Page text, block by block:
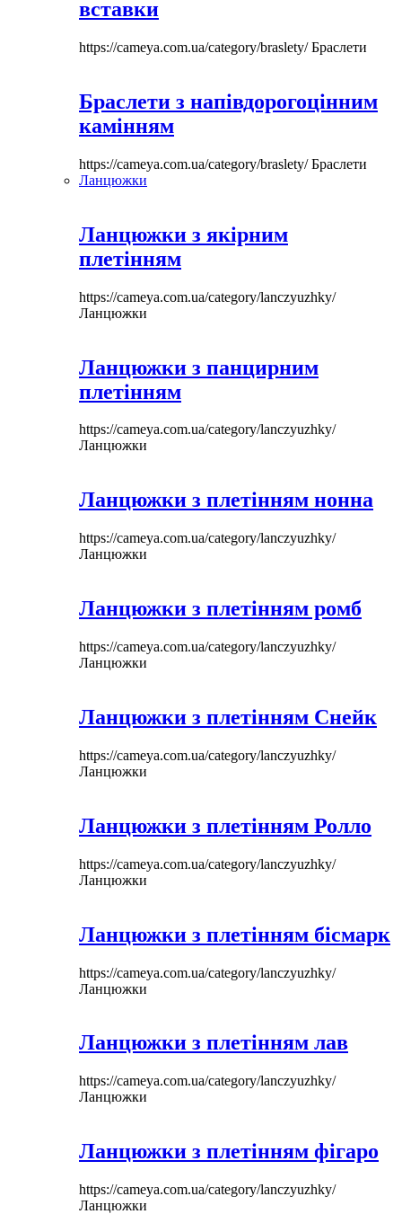
вставки
https://cameya.com.ua/category/braslety/Браслети
Браслети з напівдорогоцінним
камінням
https://cameya.com.ua/category/braslety/Браслети
Ланцюжки
Ланцюжки з якірним
плетінням
https://cameya.com.ua/category/lanczyuzhky/
Ланцюжки
Ланцюжки з панцирним
плетінням
https://cameya.com.ua/category/lanczyuzhky/
Ланцюжки
Ланцюжки з плетінням нонна
https://cameya.com.ua/category/lanczyuzhky/
Ланцюжки
Ланцюжки з плетінням ромб
https://cameya.com.ua/category/lanczyuzhky/
Ланцюжки
Ланцюжки з плетінням Снейк
https://cameya.com.ua/category/lanczyuzhky/
Ланцюжки
Ланцюжки з плетінням Ролло
https://cameya.com.ua/category/lanczyuzhky/
Ланцюжки
Ланцюжки з плетінням бісмарк
https://cameya.com.ua/category/lanczyuzhky/
Ланцюжки
Ланцюжки з плетінням лав
https://cameya.com.ua/category/lanczyuzhky/
Ланцюжки
Ланцюжки з плетінням фігаро
https://cameya.com.ua/category/lanczyuzhky/
Ланцюжки